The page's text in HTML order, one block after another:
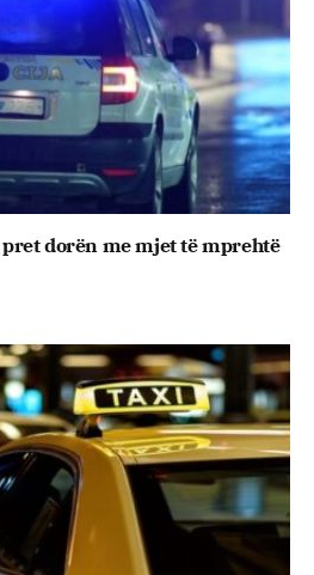
dorën me mjet të mprehtë